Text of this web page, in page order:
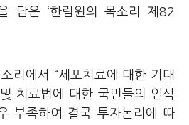
담은 ‘한림원의 목소리 제82
리에서 “세포치료에 대한 기대
치료법에 대한 국민들의 인식
부족하여 결국 투자논리에 따